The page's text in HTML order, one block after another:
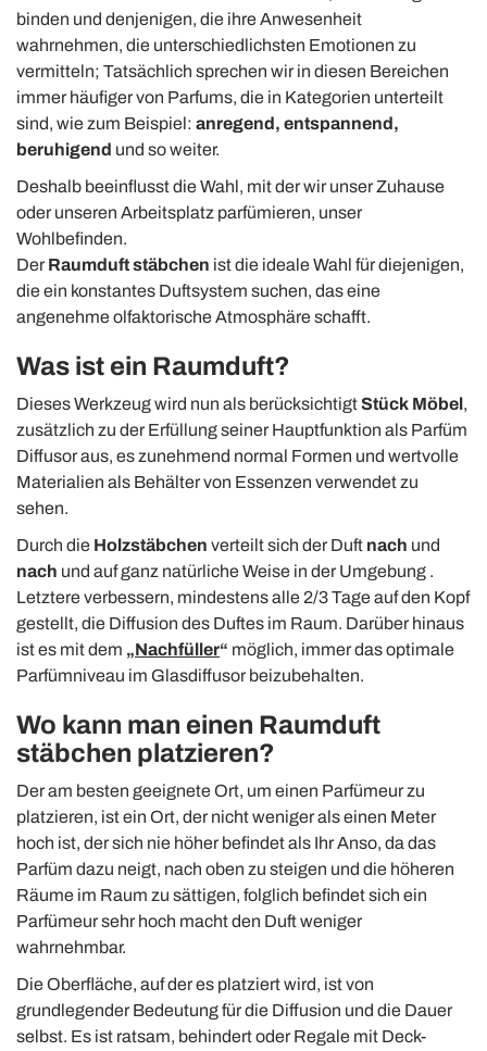
binden und denjenigen, die ihre Anwesenheit
wahrnehmen, die unterschiedlichsten Emotionen zu
vermitteln; Tatsächlich sprechen wir in diesen Bereichen
immer häufiger von Parfums, die in Kategorien unterteilt
sind, wie zum Beispiel: anregend, entspannend,
beruhigend und so weiter.
Deshalb beeinflusst die Wahl, mit der wir unser Zuhause
oder unseren Arbeitsplatz parfümieren, unser
Wohlbefinden.
Der Raumduft stäbchen ist die ideale Wahl für diejenigen,
die ein konstantes Duftsystem suchen, das eine
angenehme olfaktorische Atmosphäre schafft.
Was ist ein Raumduft?
Dieses Werkzeug wird nun als berücksichtigtStück Möbel,
zusätzlich zu der Erfüllung seiner Hauptfunktion als Parfüm
Diffusor aus, es zunehmend normal Formen und wertvolle
Materialien als Behälter von Essenzen verwendet zu
sehen.
Durch die Holzstäbchen verteilt sich der Duft nach und
nach und auf ganz natürliche Weise in der Umgebung .
Letztere verbessern, mindestens alle 2/3 Tage auf den Kopf
gestellt, die Diffusion des Duftes im Raum. Darüber hinaus
ist es mit dem „Nachfüller“ möglich, immer das optimale
Parfümniveau im Glasdiffusor beizubehalten.
Wo kann man einen Raumduft
stäbchen platzieren?
Der am besten geeignete Ort, um einen Parfümeur zu
platzieren, ist ein Ort, der nicht weniger als einen Meter
hoch ist, der sich nie höher befindet als Ihr Anso, da das
Parfüm dazu neigt, nach oben zu steigen und die höheren
Räume im Raum zu sättigen, folglich befindet sich ein
Parfümeur sehr hoch macht den Duft weniger
wahrnehmbar.
Die Oberfläche, auf der es platziert wird, ist von
grundlegender Bedeutung für die Diffusion und die Dauer
selbst. Es ist ratsam, behindert oder Regale mit Deck-